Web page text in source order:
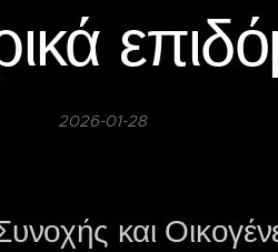
2026-01-28
και